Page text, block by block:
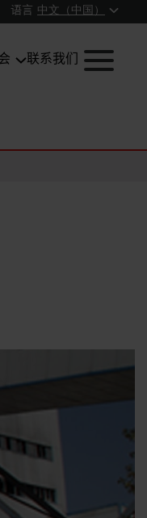
语言 中文（中国）
联系我们